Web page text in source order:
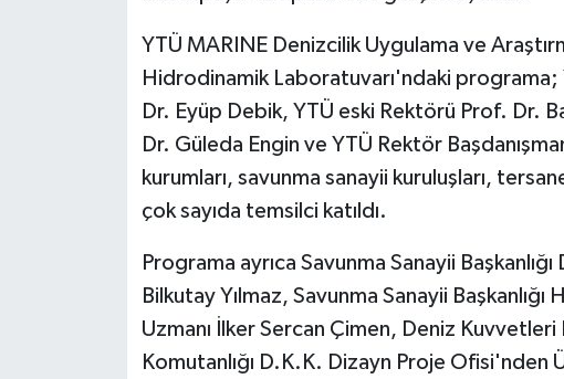
YTÜ MARINE Denizcilik Uygulama ve
Hidrodinamik Laboratuvarı'ndaki programa;
Dr. Eyüp Debik, YTÜ eski Rektörü Prof. Dr.
Dr. Güleda Engin ve YTÜ Rektör
kurumları, savunma sanayii kuruluşları,
çok sayıda temsilci katıldı.
Programa ayrıca Savunma Sanayii
Bilkutay Yılmaz, Savunma Sanayii
Uzmanı İlker Sercan Çimen, Deniz Kuvvetleri
Komutanlığı D.K.K. Dizayn Proje Ofisi'nden
KÜLTÜR SANAT
MAGAZİN
Otomobil
POLİTİKA